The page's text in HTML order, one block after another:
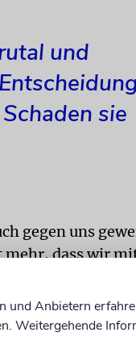
und
sie
gegen uns
dass wir
an ihr
und Anbietern
Weitergehende